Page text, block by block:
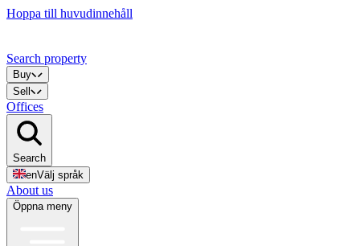
Hoppa till huvudinnehåll
Search property
Buy
Sell
Offices
Search
enVälj språk
About us
Öppna meny